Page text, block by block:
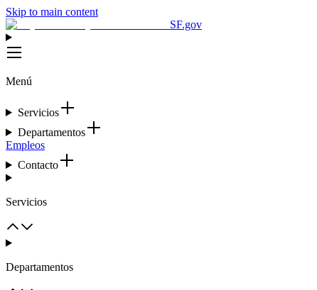
Skip to main content
SF.gov
Menú
Servicios
Departamentos
Empleos
Contacto
Servicios
Departamentos